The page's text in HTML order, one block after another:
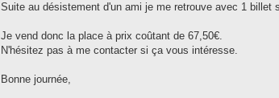
Suite au désistement d'un ami je me retrouve avec 1 billet
Je vend donc la place à prix coûtant de 67,50€.
N'hésitez pas à me contacter si ça vous intéresse.
Bonne journée,